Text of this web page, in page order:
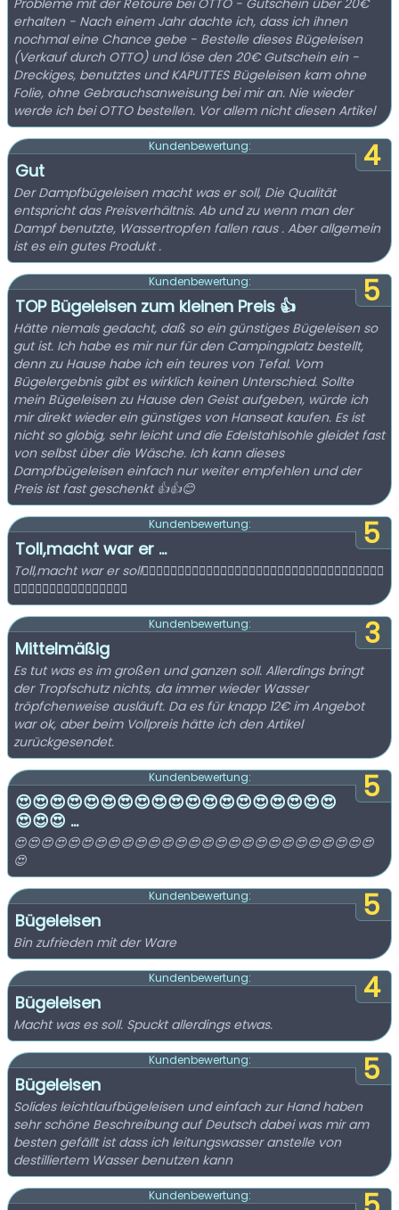
Probleme mit der Retoure bei OTTO - Gutschein über 20€
erhalten - Nach einem Jahr dachte ich, dass ich ihnen
nochmal eine Chance gebe - Bestelle dieses Bügeleisen
(Verkauf durch OTTO) und löse den 20€ Gutschein ein -
Dreckiges, benutztes und KAPUTTES Bügeleisen kam ohne
Folie, ohne Gebrauchsanweisung bei mir an. Nie wieder
werde ich bei OTTO bestellen. Vor allem nicht diesen Artikel
4
Kundenbewertung:
Gut
Der Dampfbügeleisen macht was er soll, Die Qualität
entspricht das Preisverhältnis. Ab und zu wenn man der
Dampf benutzte, Wassertropfen fallen raus . Aber allgemein
ist es ein gutes Produkt .
5
Kundenbewertung:
TOP Bügeleisen zum kleinen Preis 👍
Hätte niemals gedacht, daß so ein günstiges Bügeleisen so
gut ist. Ich habe es mir nur für den Campingplatz bestellt,
denn zu Hause habe ich ein teures von Tefal. Vom
Bügelergebnis gibt es wirklich keinen Unterschied. Sollte
mein Bügeleisen zu Hause den Geist aufgeben, würde ich
mir direkt wieder ein günstiges von Hanseat kaufen. Es ist
nicht so globig, sehr leicht und die Edelstahlsohle gleidet fast
von selbst über die Wäsche. Ich kann dieses
Dampfbügeleisen einfach nur weiter empfehlen und der
Preis ist fast geschenkt 👍👍😊
5
Kundenbewertung:
Toll,macht war er ...
Toll,macht war er soll👍🏻👍🏻👍🏻👍🏻👍🏻👍🏻👍🏻👍🏻👍🏻👍🏻👍🏻👍🏻👍🏻👍🏻👍🏻👍🏻👍🏻
👍🏻👍🏻👍🏻👍🏻👍🏻👍🏻👍🏻👍🏻
3
Kundenbewertung:
Mittelmäßig
Es tut was es im großen und ganzen soll. Allerdings bringt
der Tropfschutz nichts, da immer wieder Wasser
tröpfchenweise ausläuft. Da es für knapp 12€ im Angebot
war ok, aber beim Vollpreis hätte ich den Artikel
zurückgesendet.
5
Kundenbewertung:
😍😍😍😍😍😍😍😍😍😍😍😍😍😍😍😍😍😍😍
😍😍😍 ...
😍😍😍😍😍😍😍😍😍😍😍😍😍😍😍😍😍😍😍😍😍😍😍😍😍😍😍
😍
5
Kundenbewertung:
Bügeleisen
Bin zufrieden mit der Ware
4
Kundenbewertung:
Bügeleisen
Macht was es soll. Spuckt allerdings etwas.
5
Kundenbewertung:
Bügeleisen
Solides leichtlaufbügeleisen und einfach zur Hand haben
sehr schöne Beschreibung auf Deutsch dabei was mir am
besten gefällt ist dass ich leitungswasser anstelle von
destilliertem Wasser benutzen kann
Kundenbewertung: